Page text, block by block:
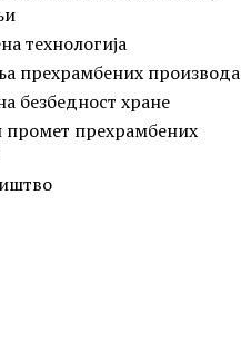
технологија
прехрамбених производа
безбедност хране
прехрамбених